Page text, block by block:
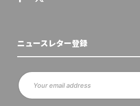
ニュースレター登録